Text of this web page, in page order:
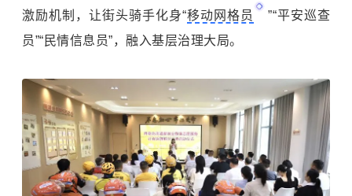
激励机制，让街头骑手化身“移动网格员
”“平安巡查
员”“民情信息员”，融入基层治理大局。